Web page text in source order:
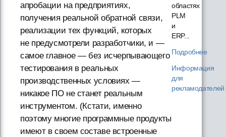
апробации на предприятиях,
получения реальной обратной связи,
реализации тех функций, которых
не предусмотрели разработчики, и —
самое главное — без исчерпывающего
тестирования в реальных
производственных условиях —
никакое ПО не станет реальным
инструментом. (Кстати, именно
поэтому многие программные продукты
имеют в своем составе встроенные
областях
PLM
и
ERP...
Подробнее
Информация
для
рекламодателей